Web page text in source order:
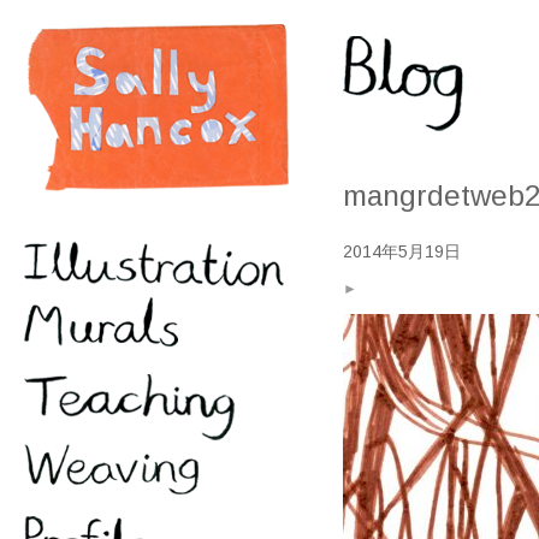
mangrdetweb2
2014年5月19日
►